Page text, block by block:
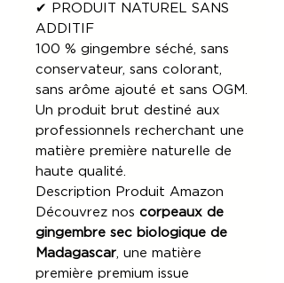
✔ PRODUIT NATUREL SANS
ADDITIF
100 % gingembre séché, sans
conservateur, sans colorant,
sans arôme ajouté et sans OGM.
Un produit brut destiné aux
professionnels recherchant une
matière première naturelle de
haute qualité.
Description Produit Amazon
Découvrez nos corpeaux de
gingembre sec biologique de
Madagascar , une matière
première premium issue